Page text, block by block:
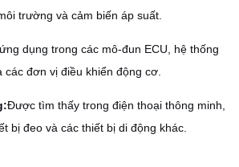
trường và cảm biến áp suất.
dụng trong các mô-đun ECU, hệ thống
các đơn vị điều khiển động cơ.
Được tìm thấy trong điện thoại thông minh,
bị đeo và các thiết bị di động khác.